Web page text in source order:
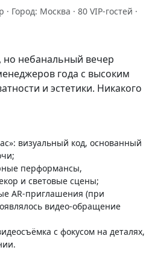
Москва · 80 VIP‑гостей ·
небанальный вечер
года с высоким
и эстетики. Никакого
визуальный код, основанный
перформансы,
и световые сцены;
AR‑приглашения (при
видео‑обращение
с фокусом на деталях,